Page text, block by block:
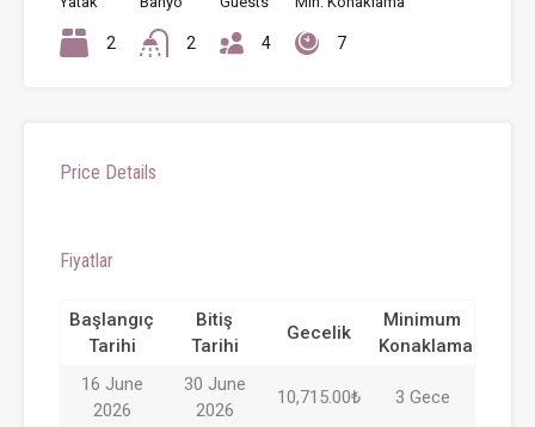
2 2 4 7
Price Details
Fiyatlar
Başlangıç
Tarihi
Bitiş
Tarihi
Gecelik
Minimum
Konaklama
16 June
2026
30 June
2026
10,715.00₺ 3 Gece